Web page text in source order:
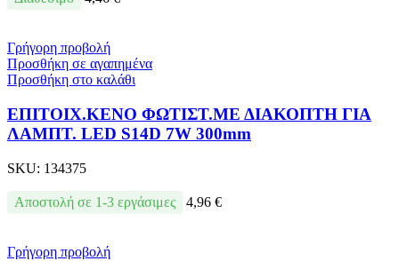
Γρήγορη προβολή
Προσθήκη σε αγαπημένα
Προσθήκη στο καλάθι
ΕΠΙΤΟΙΧ.KΕΝΟ ΦΩΤΙΣΤ.ΜΕ ΔΙΑΚΟΠΤΗ ΓΙΑ
ΛΑΜΠΤ. LED S14D 7W 300mm
SKU: 134375
Αποστολή σε 1-3 εργάσιμες 4,96 €
Γρήγορη προβολή